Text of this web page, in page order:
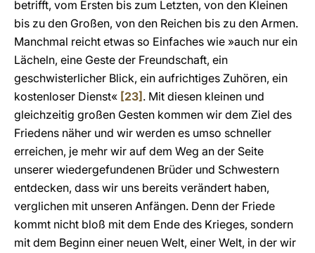
betrifft, vom Ersten bis zum Letzten, von den Kleinen
bis zu den Großen, von den Reichen bis zu den Armen.
Manchmal reicht etwas so Einfaches wie »auch nur ein
Lächeln, eine Geste der Freundschaft, ein
geschwisterlicher Blick, ein aufrichtiges Zuhören, ein
kostenloser Dienst« [23] . Mit diesen kleinen und
gleichzeitig großen Gesten kommen wir dem Ziel des
Friedens näher und wir werden es umso schneller
erreichen, je mehr wir auf dem Weg an der Seite
unserer wiedergefundenen Brüder und Schwestern
entdecken, dass wir uns bereits verändert haben,
verglichen mit unseren Anfängen. Denn der Friede
kommt nicht bloß mit dem Ende des Krieges, sondern
mit dem Beginn einer neuen Welt, einer Welt, in der wir